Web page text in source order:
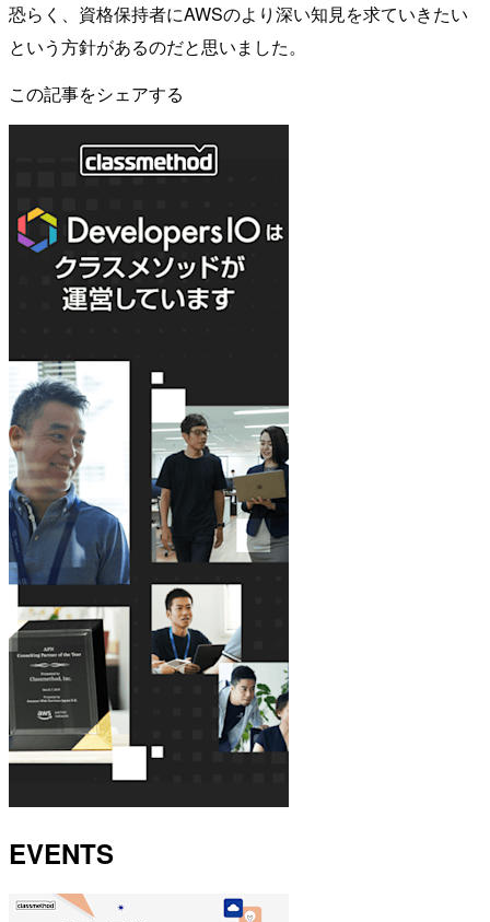
恐らく、資格保持者にAWSのより深い知見を求ていきたい
という方針があるのだと思いました。
この記事をシェアする
EVENTS